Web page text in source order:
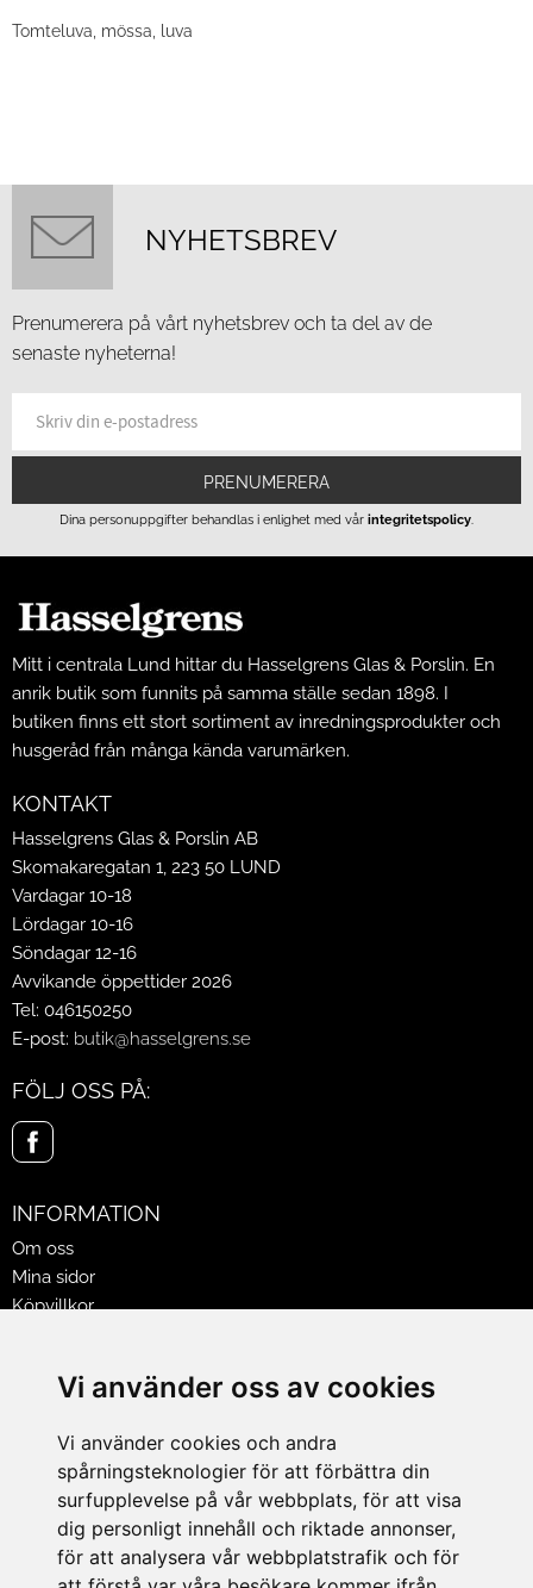
Vi använder oss av cookies
Vi använder cookies och andra
spårningsteknologier för att förbättra din
surfupplevelse på vår webbplats, för att visa
dig personligt innehåll och riktade annonser,
för att analysera vår webbplatstrafik och för
Tomteluva, mössa, luva
NYHETSBREV
Prenumerera på vårt nyhetsbrev och ta del av de
senaste nyheterna!
PRENUMERERA
Dina personuppgifter behandlas i enlighet med vår integritetspolicy
Mitt i centrala Lund hittar du Hasselgrens Glas & Porslin. En
anrik butik som funnits på samma ställe sedan 1898. I
butiken finns ett stort sortiment av inredningsprodukter och
husgeråd från många kända varumärken.
KONTAKT
Hasselgrens Glas & Porslin AB
Skomakaregatan 1, 223 50 LUND
Vardagar 10-18
Lördagar 10-16
Söndagar 12-16
Avvikande öppettider 2026
Tel: 046150250
E-post: butik@hasselgrens.se
FÖLJ OSS PÅ:
INFORMATION
Om oss
Mina sidor
Köpvillkor
Jobba på Hasselgrens
LEVERANS
BETALNINGSSÄTT